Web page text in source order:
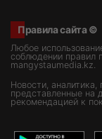
Правила сайта ©
Любое
соблюдении правил
mangystaumedia.kz.
Новости, аналитика,
представленные на
рекомендацией к